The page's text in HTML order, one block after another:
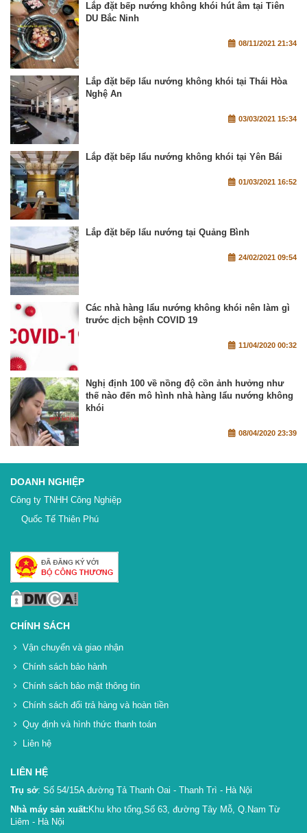
Lắp đặt bếp nướng không khói hút âm tại Tiên
DU Bắc Ninh
08/11/2021 21:34
Lắp đặt bếp lẩu nướng không khói tại Thái Hòa
Nghệ An
03/03/2021 15:34
Lắp đặt bếp lẩu nướng không khói tại Yên Bái
01/03/2021 16:52
Lắp đặt bếp lẩu nướng tại Quảng Bình
24/02/2021 09:54
Các nhà hàng lẩu nướng không khói nên làm gì
trước dịch bệnh COVID 19
11/04/2020 00:32
Nghị định 100 về nồng độ cồn ảnh hưởng như
thế nào đến mô hình nhà hàng lẩu nướng không
khói
08/04/2020 23:39
DOANH NGHIỆP
Công ty TNHH Công Nghiệp
Quốc Tế Thiên Phú
CHÍNH SÁCH
Vận chuyển và giao nhận
Chính sách bảo hành
Chính sách bảo mật thông tin
Chính sách đổi trả hàng và hoàn tiền
Quy định và hình thức thanh toán
Liên hệ
LIÊN HỆ
Trụ sở: Số 54/15A đường Tả Thanh Oai - Thanh Trì - Hà Nội
Nhà máy sản xuất: Khu kho tổng,Số 63, đường Tây Mỗ, Q.Nam Từ
Liêm - Hà Nội